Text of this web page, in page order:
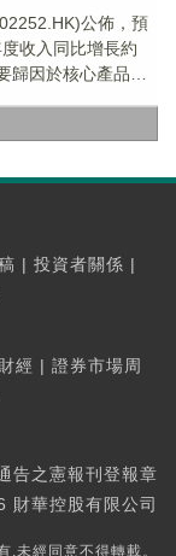
公佈，預
收入同比增長約
歸因於核心產品圖
| 投資者關係 |
經 | 證券市場周
告之憲報刊登報章
華控股有限公司
,未經同意不得轉載。